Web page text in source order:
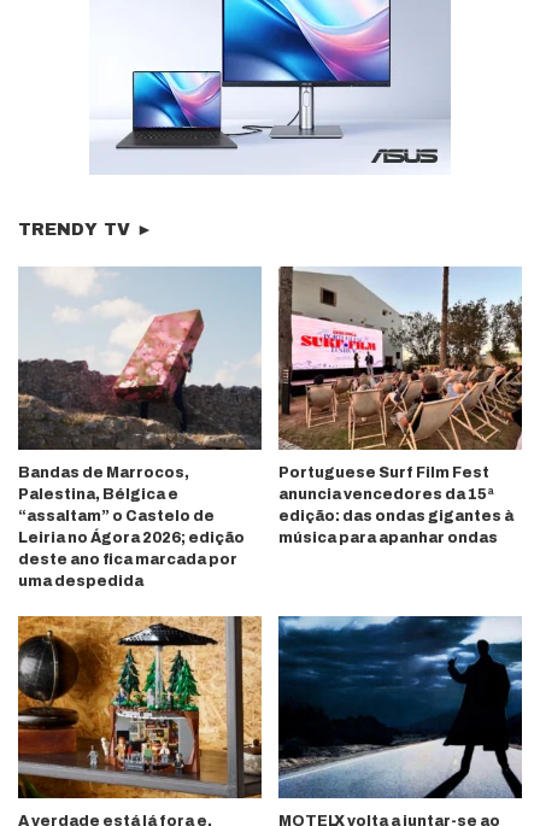
TRENDY TV ►
Bandas de Marrocos,
Palestina, Bélgica e
“assaltam” o Castelo de
Leiria no Ágora 2026; edição
deste ano fica marcada por
uma despedida
Portuguese Surf Film Fest
anuncia vencedores da 15ª
edição: das ondas gigantes à
música para apanhar ondas
A verdade está lá fora e,
MOTELX volta a juntar-se ao